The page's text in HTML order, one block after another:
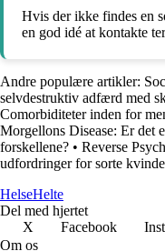
Hvis der ikke findes en
en god idé at kontakte
Andre populære artikler:
selvdestruktiv adfærd med
Comorbiditeter inden for
Morgellons Disease: Er det
forskellene? • Reverse
udfordringer for sorte
HelseHelte
Del med hjertet
X
Facebook
Om os